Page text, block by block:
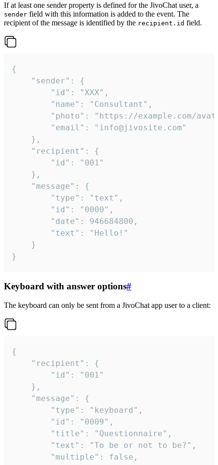
If at least one sender property is defined for the JivoChat user, a
sender field with this information is added to the event. The
recipient of the message is identified by the recipient.id field.
{
}
Keyboard with answer options#
The keyboard can only be sent from a JivoChat app user to a client:
{